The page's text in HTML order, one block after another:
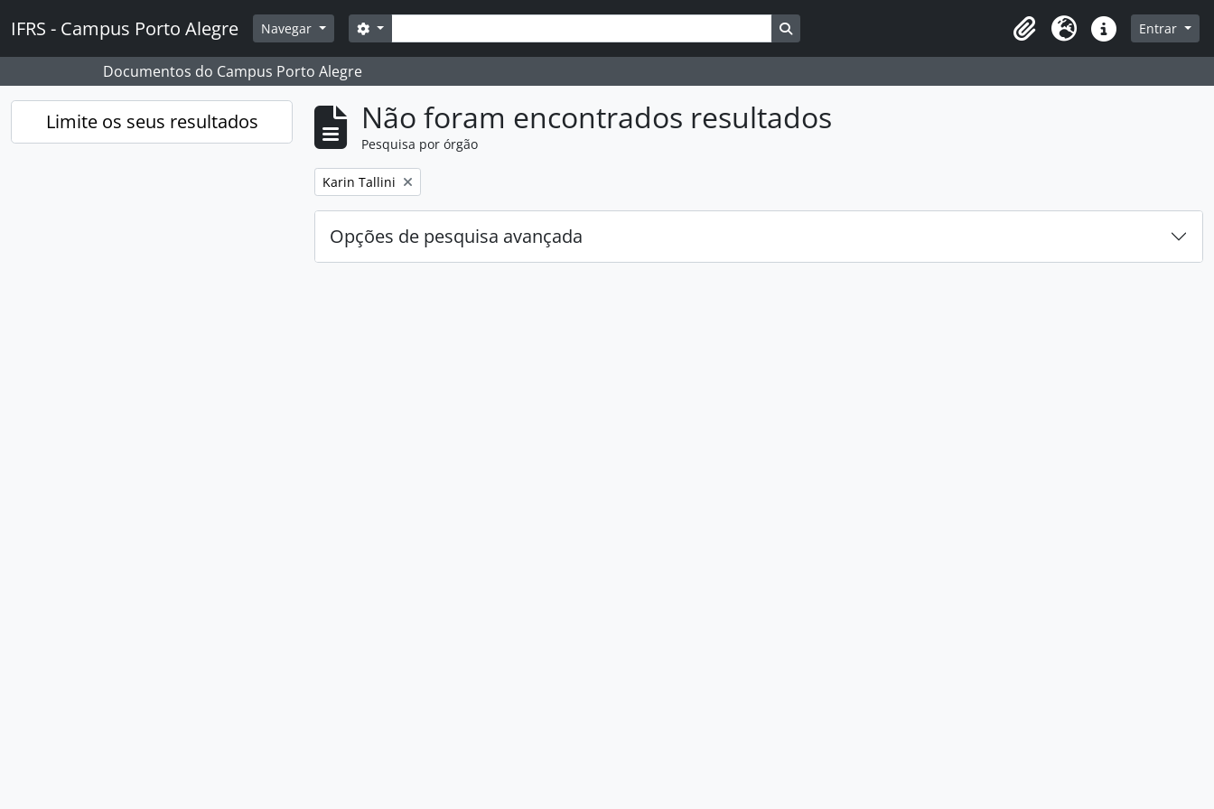
IFRS - Campus Porto Alegre Navegar Pesquisar
Opções de busca Busque na página de navegação
Idioma Ligações rápidas
Entrar
Documentos do Campus Porto Alegre
Limite os seus resultados Não foram encontrados resultados
Pesquisa por órgão
Remover filtro:
Karin Tallini
Opções de pesquisa avançada